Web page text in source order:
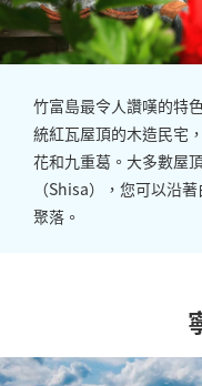
竹富島最令人讚嘆的特
統紅瓦屋頂的木造民宅
花和九重葛。大多數屋
（Shisa），您可以沿
聚落。